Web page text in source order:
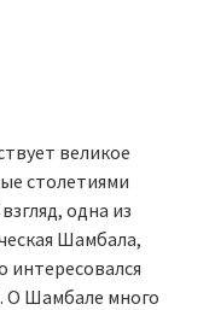
великое
столетиями
одна из
Шамбала,
интересовался
О Шамбале много